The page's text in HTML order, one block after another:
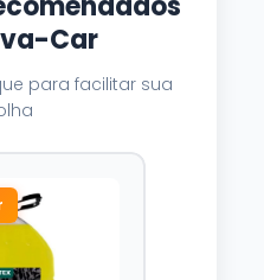
Car
para facilitar sua